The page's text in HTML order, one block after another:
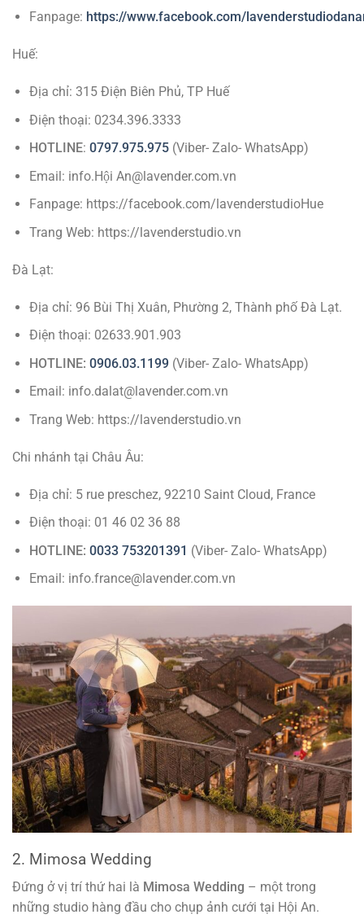
Fanpage: https://www.facebook.com/
Huế:
Địa chỉ: 315 Điện Biên Phủ, TP Huế
Điện thoại: 0234.396.3333
HOTLINE: 0797.975.975(Viber- Zalo- WhatsApp)
Email: info.Hội An@lavender.com.vn
Fanpage: https://facebook.com/lavenderstudioHue
Trang Web: https://lavenderstudio.vn
Đà Lạt:
Địa chỉ: 96 Bùi Thị Xuân, Phường 2, Thành phố Đà Lạt.
Điện thoại: 02633.901.903
HOTLINE: 0906.03.1199(Viber- Zalo- WhatsApp)
Email: info.dalat@lavender.com.vn
Trang Web: https://lavenderstudio.vn
Chi nhánh tại Châu Âu:
Địa chỉ: 5 rue preschez, 92210 Saint Cloud, France
Điện thoại: 01 46 02 36 88
HOTLINE: 0033 753201391 (Viber- Zalo- WhatsApp)
Email: info.france@lavender.com.vn
2. Mimosa Wedding
Đứng ở vị trí thứ hai là Mimosa Wedding – một trong
những studio hàng đầu cho chụp ảnh cưới tại Hội An.